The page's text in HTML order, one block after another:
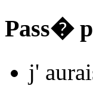
Pass�
j'